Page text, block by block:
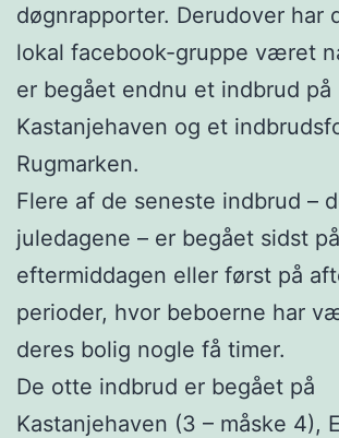
døgnrapporter. Derudover har
lokal facebook-gruppe været
er begået endnu et indbrud på
Kastanjehaven og et
Rugmarken.
Flere af de seneste indbrud –
juledagene – er begået sidst på
eftermiddagen eller først på
perioder, hvor beboerne har
deres bolig nogle få timer.
De otte indbrud er begået på
Kastanjehaven (3 – måske 4),